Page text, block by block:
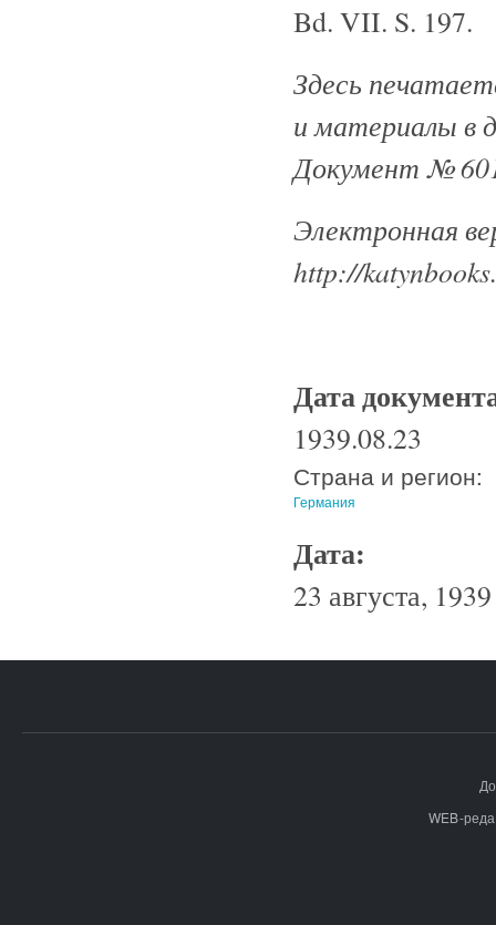
Bd. VII. S. 197.
Здесь
и материалы в
Документ №
Электронная
http://
Дата
1939.08.23
Страна и регион:
Германия
Дата:
23 августа,
WEB-